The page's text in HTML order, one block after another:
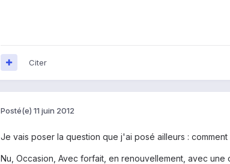
Citer
Posté(e) 11 juin 2012
Je vais poser la question que j'ai posé ailleurs :
Nu, Occasion, Avec forfait, en renouvellement, avec